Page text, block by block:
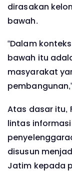
dirasakan
bawah.
“Dalam
bawah itu
masyarakat
Atas dasar itu,
lintas
disusun
Jatim kepada